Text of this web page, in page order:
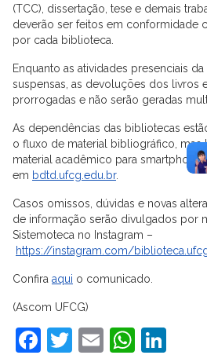
(TCC), dissertação, tese e demais
deverão ser feitos em conformidade
por cada biblioteca.
Enquanto as atividades presenciais
suspensas, as devoluções dos livros
prorrogadas e não serão geradas
As dependências das bibliotecas
o fluxo de material bibliográfico, mas
material acadêmico para
em bdtd.ufcg.edu.br.
Casos omissos, dúvidas e novas
de informação serão divulgados por
Sistemoteca no Instagram –
https://instagram.com/
Confira aqui o comunicado.
(Ascom UFCG)
Facebook
Twitter
Email